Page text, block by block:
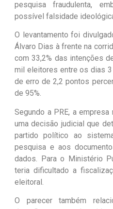
pesquisa fraudulenta,
possível falsidade
O levantamento foi
Álvaro Dias à frente na
com 33,2% das intenções
mil eleitores entre os dias
de erro de 2,2 pontos
de 95%.
Segundo a PRE, a
uma decisão judicial que
partido político ao
pesquisa e aos
dados. Para o Ministério
teria dificultado a
eleitoral.
O parecer também